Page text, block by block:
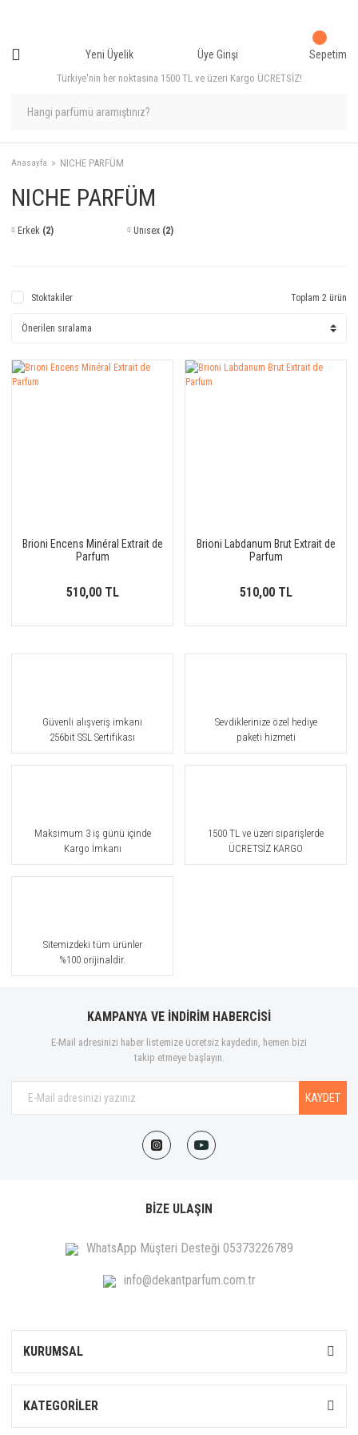
Türkiye'nin her noktasına 1500 TL ve üzeri Kargo ÜCRETSİZ!
Yeni Üyelik Üye Girişi Sepetim
Anasayfa NICHE PARFÜM
NICHE PARFÜM
Erkek (2) Unısex (2)
Stoktakiler Toplam 2 ürün
Brioni Encens Minéral Extrait de
Parfum
510,00 TL
Brioni Labdanum Brut Extrait de
Parfum
510,00 TL
Güvenli alışveriş imkanı
256bit SSL Sertifikası
Sevdiklerinize özel hediye
paketi hizmeti
Maksimum 3 iş günü içinde
Kargo İmkanı
1500 TL ve üzeri siparişlerde
ÜCRETSİZ KARGO
Sitemizdeki tüm ürünler
%100 orijinaldir.
KAMPANYA VE İNDİRİM HABERCİSİ
E-Mail adresinizi haber listemize ücretsiz kaydedin, hemen bizi
takip etmeye başlayın.
KAYDET
BİZE ULAŞIN
WhatsApp Müşteri Desteği 05373226789
info@dekantparfum.com.tr
KURUMSAL
KATEGORİLER